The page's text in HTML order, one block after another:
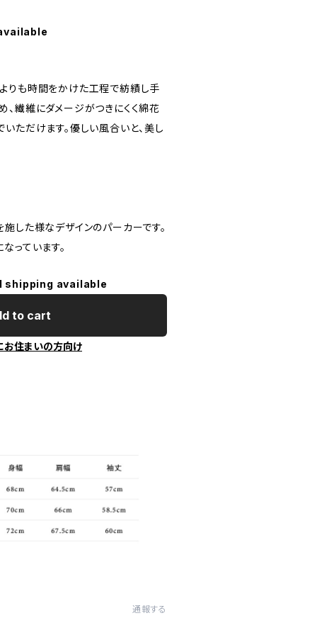
りも時間をかけた工程で紡績し手
繊維にダメージがつきにくく綿花
ただけます。優しい風合いと、美し
した様なデザインのパーカーです。
っています。
shipping available
to cart
お住まいの方向け
通報する